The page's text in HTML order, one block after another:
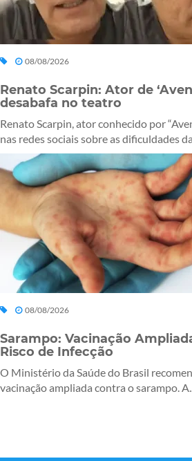
08/08/2026
Renato Scarpin: Ator de
desabafa no teatro
Renato Scarpin, ator conhecido por
nas redes sociais sobre as dificuldades
08/08/2026
Sarampo: Vacinação
Risco de Infecção
O Ministério da Saúde do Brasil
vacinação ampliada contra o sarampo.